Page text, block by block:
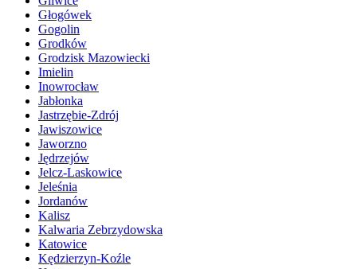
Głogówek
Gogolin
Grodków
Grodzisk Mazowiecki
Imielin
Inowrocław
Jabłonka
Jastrzębie-Zdrój
Jawiszowice
Jaworzno
Jędrzejów
Jelcz-Laskowice
Jeleśnia
Jordanów
Kalisz
Kalwaria Zebrzydowska
Katowice
Kędzierzyn-Koźle